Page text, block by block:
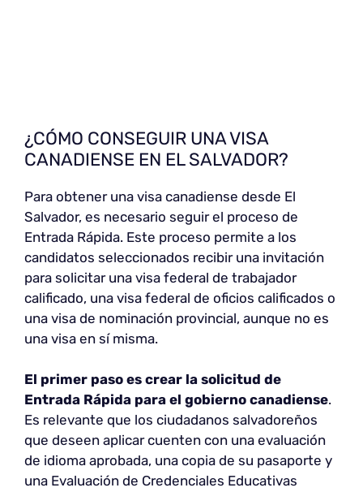
¿CÓMO CONSEGUIR UNA VISA
CANADIENSE EN EL SALVADOR?
Para obtener una visa canadiense desde El
Salvador, es necesario seguir el proceso de
Entrada Rápida. Este proceso permite a los
candidatos seleccionados recibir una invitación
para solicitar una visa federal de trabajador
calificado, una visa federal de oficios calificados o
una visa de nominación provincial, aunque no es
una visa en sí misma.
El primer paso es crear la solicitud de
Entrada Rápida para el gobierno canadiense.
Es relevante que los ciudadanos salvadoreños
que deseen aplicar cuenten con una evaluación
de idioma aprobada, una copia de su pasaporte y
una Evaluación de Credenciales Educativas